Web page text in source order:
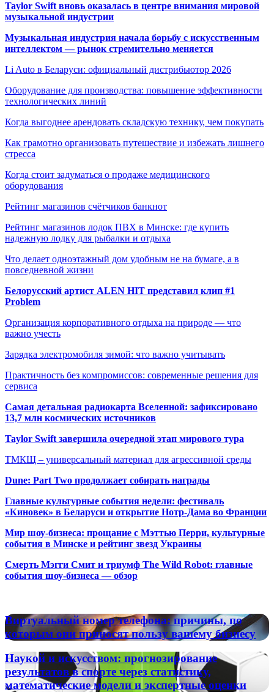
Taylor Swift вновь оказалась в центре внимания мировой
музыкальной индустрии
Музыкальная индустрия начала борьбу с искусственным
интеллектом — рынок стремительно меняется
Li Auto в Беларуси: официальный дистрибьютор 2026
Оборудование для производства: повышение эффективности
технологических линий
Когда выгоднее арендовать складскую технику, чем покупать
Как грамотно организовать путешествие и избежать лишнего
стресса
Когда стоит задуматься о продаже медицинского
оборудования
Рейтинг магазинов счётчиков банкнот
Рейтинг магазинов лодок ПВХ в Минске: где купить
надежную лодку для рыбалки и отдыха
Что делает одноэтажный дом удобным не на бумаге, а в
повседневной жизни
Белорусский артист ALEN HIT представил клип #1
Problem
Организация корпоративного отдыха на природе — что
важно учесть
Зарядка электромобиля зимой: что важно учитывать
Практичность без компромиссов: современные решения для
сервиса
Самая детальная радиокарта Вселенной: зафиксировано
13,7 млн космических источников
Taylor Swift завершила очередной этап мирового тура
ТМКЩ – универсальный материал для агрессивной среды
Dune: Part Two продолжает собирать награды
Главные культурные события недели: фестиваль
«Киновек» в Беларуси и открытие Нотр-Дама во Франции
Мир шоу-бизнеса: прощание с Мэттью Перри, культурные
события в Минске и рейтинг звезд Украины
Смерть Мэгги Смит и триумф The Wild Robot: главные
события шоу-бизнеса — обзор
Виртуальный
номер
телефона:
причины,
по
которым
они
Виртуальный номер телефона: причины, по
которым они приносят пользу вашему бизнесу
Наукой
и
искусством:
прогнозирование
Наукой и искусством: прогнозирование
результатов в спорте через статистику,
математические модели и экспертные оценки